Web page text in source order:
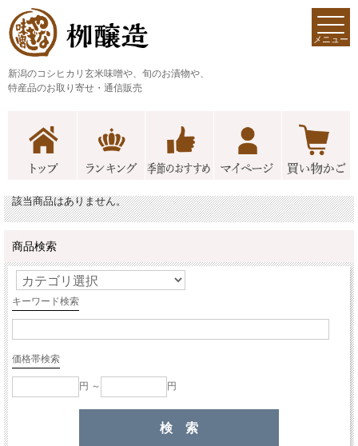
新潟のコシヒカリ玄米味噌や、旬のお漬物や、
特産品のお取り寄せ・通信販売
メニュー
該当商品はありません。
商品検索
キーワード検索
価格帯検索
円 ～ 円